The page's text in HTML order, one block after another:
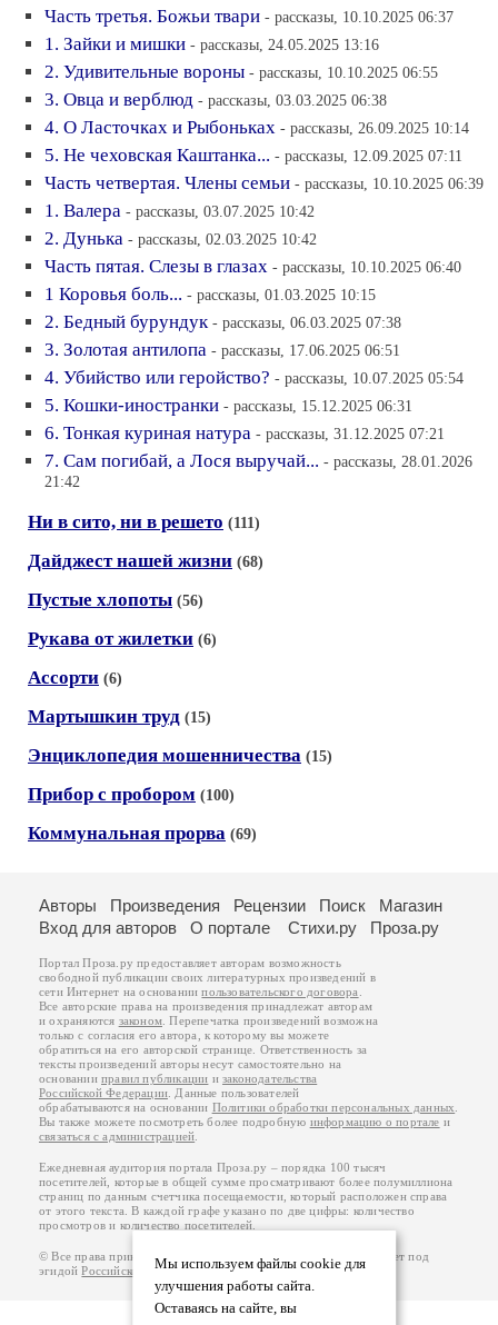
Часть третья. Божьи твари - рассказы, 10.10.2025 06:37
1. Зайки и мишки - рассказы, 24.05.2025 13:16
2. Удивительные вороны - рассказы, 10.10.2025 06:55
3. Овца и верблюд - рассказы, 03.03.2025 06:38
4. О Ласточках и Рыбоньках - рассказы, 26.09.2025 10:14
5. Не чеховская Каштанка... - рассказы, 12.09.2025 07:11
Часть четвертая. Члены семьи - рассказы, 10.10.2025 06:39
1. Валера - рассказы, 03.07.2025 10:42
2. Дунька - рассказы, 02.03.2025 10:42
Часть пятая. Слезы в глазах - рассказы, 10.10.2025 06:40
1 Коровья боль... - рассказы, 01.03.2025 10:15
2. Бедный бурундук - рассказы, 06.03.2025 07:38
3. Золотая антилопа - рассказы, 17.06.2025 06:51
4. Убийство или геройство? - рассказы, 10.07.2025 05:54
5. Кошки-иностранки - рассказы, 15.12.2025 06:31
6. Тонкая куриная натура - рассказы, 31.12.2025 07:21
7. Сам погибай, а Лося выручай... - рассказы, 28.01.2026
21:42
Ни в сито, ни в решето (111)
Дайджест нашей жизни (68)
Пустые хлопоты (56)
Рукава от жилетки (6)
Ассорти (6)
Мартышкин труд (15)
Энциклопедия мошенничества (15)
Прибор с пробором (100)
Коммунальная прорва (69)
Мы используем файлы cookie для
улучшения работы сайта.
Оставаясь на сайте, вы
Авторы Произведения Рецензии Поиск
Магазин
Вход для авторов
О портале Стихи.ру Проза.ру
Портал Проза.ру предоставляет авторам возможность
свободной публикации своих литературных произведений в
сети Интернет на основаниипользовательского договора
Все авторские права на произведения принадлежат авторам
и охраняются законом . Перепечатка произведений возможна
только с согласия его автора, к которому вы можете
обратиться на его авторской странице. Ответственность за
тексты произведений авторы несут самостоятельно на
основанииправил публикации изаконодательства
Российской Федерации . Данные пользователей
обрабатываются на основании Политики обработки персональных данных
Вы также можете посмотреть более подробную информацию о портале и
связаться с администрацией
Ежедневная аудитория портала Проза.ру – порядка 100 тысяч
посетителей, которые в общей сумме просматривают более полумиллиона
страниц по данным счетчика посещаемости, который расположен справа
от этого текста. В каждой графе указано по две цифры: количество
просмотров и количество посетителей.
© Все права принадлежат авторам, 2000-2026. Портал работает под
эгидойРоссийского союза писателей.18+